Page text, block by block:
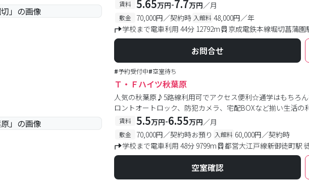
賃料 5.65万円-7.7万円／月
敷金 70,000円／契約時 入館料 48,000円／年
学校まで電車利用 44分 12792m
京成電鉄本線堀切菖蒲園
お問合せ
#予約受付中#空室待ち
Ｔ・Ｆハイツ秋葉原
人気の秋葉原♪5路線利用可でアクセス便利☆通学はもちろ
ロントオートロック、防犯カメラ、宅配BOXなど揃い生活の
賃料 5.5万円-6.55万円／月
敷金 70,000円／契約時お預り 入館料 60,000円／契約時
学校まで電車利用 48分 9799m
都営大江戸線新御徒町駅
空室確認